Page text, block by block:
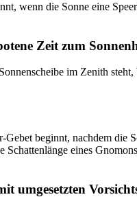
wenn die Sonne eine
Zeit zum
im Zenith
Gebet beginnt, nachdem die
Schattenlänge eines
umgesetzten